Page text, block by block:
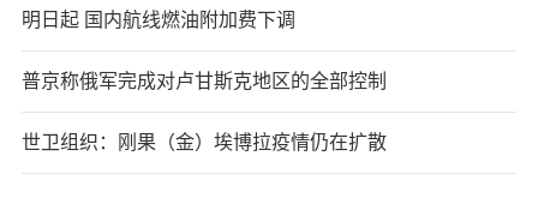
明日起 国内航线燃油附加费下调
普京称俄军完成对卢甘斯克地区的全部控制
世卫组织：刚果（金）埃博拉疫情仍在扩散